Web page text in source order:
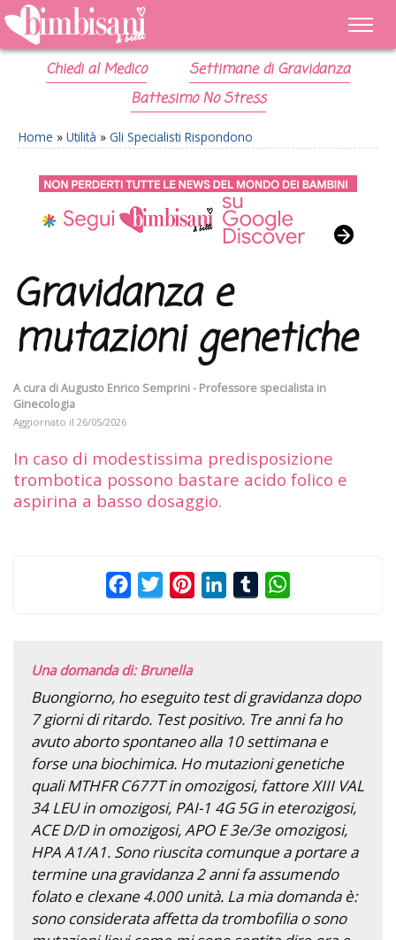
Chiedi al Medico
Settimane di Gravidanza
Battesimo No Stress
Home » Utilità » Gli Specialisti Rispondono
Gravidanza e
mutazioni genetiche
A cura diAugusto Enrico Semprini - Professore specialista in
Ginecologia
Aggiornato il 26/05/2026
In caso di modestissima predisposizione
trombotica possono bastare acido folico e
aspirina a basso dosaggio.
FacebookTwitterPinterestLinkedInTumblr
Una domanda di: Brunella
Buongiorno, ho eseguito test di gravidanza dopo
7 giorni di ritardo. Test positivo. Tre anni fa ho
avuto aborto spontaneo alla 10 settimana e
forse una biochimica. Ho mutazioni genetiche
quali MTHFR C677T in omozigosi, fattore XIII VAL
34 LEU in omozigosi, PAI-1 4G 5G in eterozigosi,
ACE D/D in omozigosi, APO E 3e/3e omozigosi,
HPA A1/A1. Sono riuscita comunque a portare a
termine una gravidanza 2 anni fa assumendo
folato e clexane 4.000 unità. La mia domanda è:
sono considerata affetta da trombofilia o sono